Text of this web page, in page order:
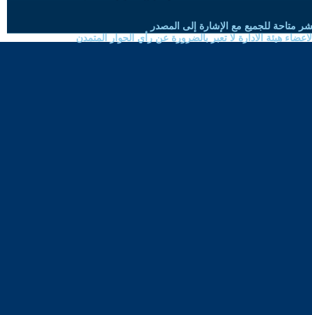
متاحة للجميع مع الإشارة إلى المصدر
هيئة الادارة لا تعبر بالضرورة عن رأي الحوار المتمدن